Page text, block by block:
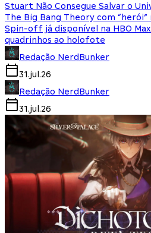
Stuart Não Consegue Salvar o
The Big Bang Theory com “herói”
Spin-off já disponível na HBO
quadrinhos ao holofote
Redação NerdBunker
31.jul.26
Redação NerdBunker
31.jul.26